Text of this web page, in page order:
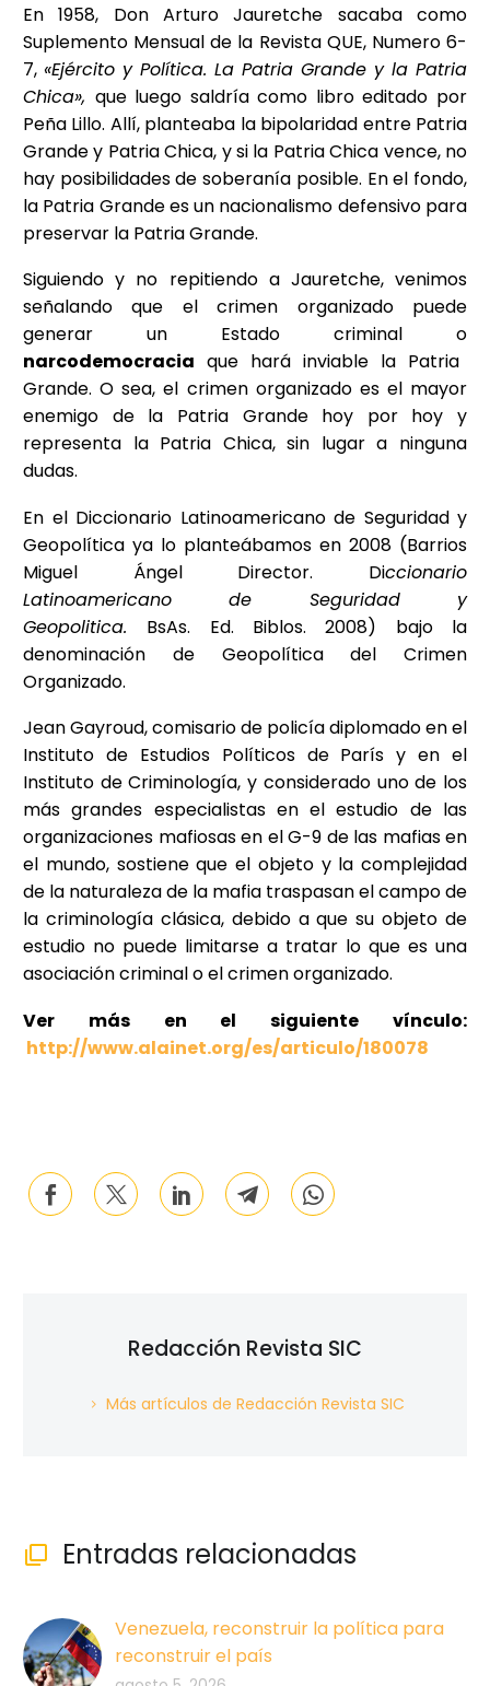
En 1958, Don Arturo Jauretche sacaba como
Suplemento Mensual de la Revista QUE, Numero 6-
7, «Ejército y Política. La Patria Grande y la Patria
Chica», que luego saldría como libro editado por
Peña Lillo. Allí, planteaba la bipolaridad entre Patria
Grande y Patria Chica, y si la Patria Chica vence, no
hay posibilidades de soberanía posible. En el fondo,
la Patria Grande es un nacionalismo defensivo para
preservar la Patria Grande.
Siguiendo y no repitiendo a Jauretche, venimos
señalando que el crimen organizado puede
generar un Estado criminal o
narcodemocracia que hará inviable la Patria
Grande. O sea, el crimen organizado es el mayor
enemigo de la Patria Grande hoy por hoy y
representa la Patria Chica, sin lugar a ninguna
dudas.
En el Diccionario Latinoamericano de Seguridad y
Geopolítica ya lo planteábamos en 2008 (Barrios
Miguel Ángel Director. Diccionario
Latinoamericano de Seguridad y
Geopolitica. BsAs. Ed. Biblos. 2008) bajo la
denominación de Geopolítica del Crimen
Organizado.
Jean Gayroud, comisario de policía diplomado en el
Instituto de Estudios Políticos de París y en el
Instituto de Criminología, y considerado uno de los
más grandes especialistas en el estudio de las
organizaciones mafiosas en el G-9 de las mafias en
el mundo, sostiene que el objeto y la complejidad
de la naturaleza de la mafia traspasan el campo de
la criminología clásica, debido a que su objeto de
estudio no puede limitarse a tratar lo que es una
asociación criminal o el crimen organizado.
Ver más en el siguiente vínculo:
http://www.alainet.org/es/articulo/180078
Redacción Revista SIC
Más artículos de Redacción Revista SIC
 Entradas relacionadas
Venezuela, reconstruir la política para
reconstruir el país